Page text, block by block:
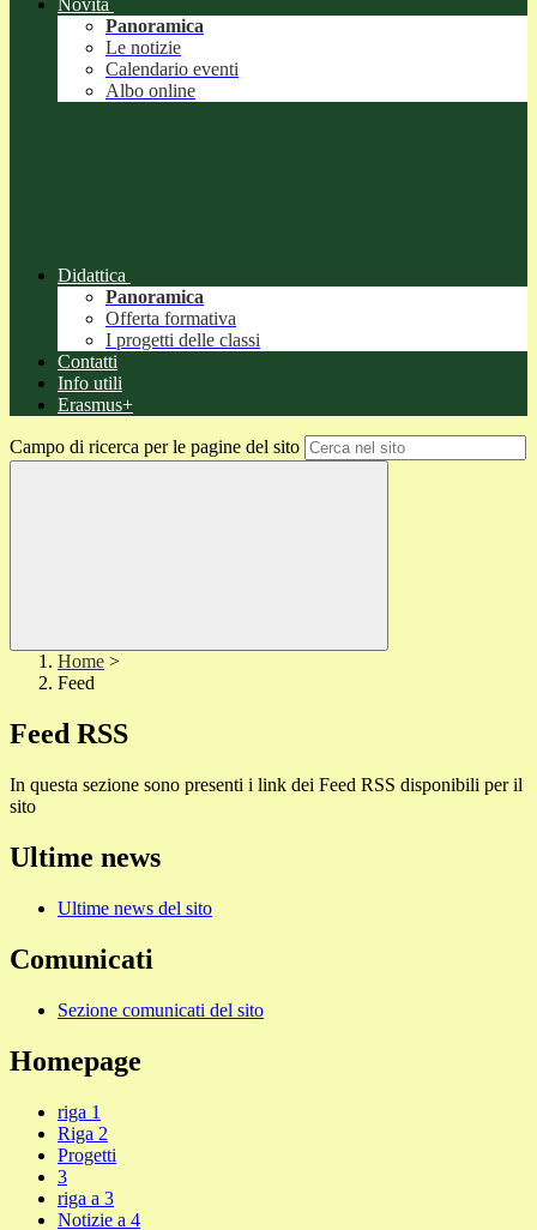
Novità
Panoramica
Le notizie
Calendario eventi
Albo online
Didattica
Panoramica
Offerta formativa
I progetti delle classi
Contatti
Info utili
Erasmus+
Campo di ricerca per le pagine del sito
Home >
Feed
Feed RSS
In questa sezione sono presenti i link dei Feed RSS disponibili per il
sito
Ultime news
Ultime news del sito
Comunicati
Sezione comunicati del sito
Homepage
riga 1
Riga 2
Progetti
3
riga a 3
Notizie a 4